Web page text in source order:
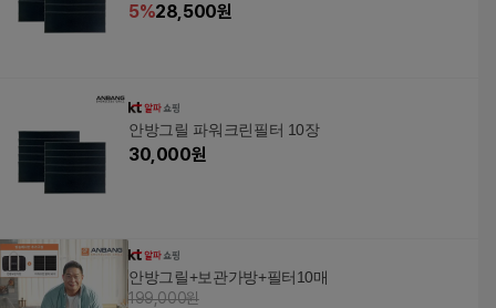
5%28,500원
안방그릴 파워크린필터 10장
30,000원
안방그릴+보관가방+필터10매
199,000원